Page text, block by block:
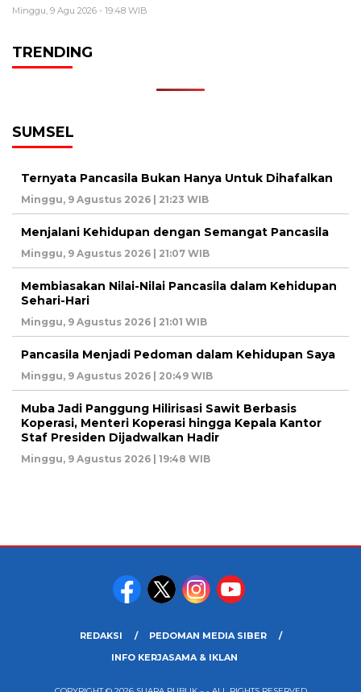
Minggu, 9 Agu 2026 - 19:48 WIB
TRENDING
SUMSEL
Ternyata Pancasila Bukan Hanya Untuk Dihafalkan
Minggu, 9 Agustus 2026 | 21:23 WIB
Menjalani Kehidupan dengan Semangat Pancasila
Minggu, 9 Agustus 2026 | 21:07 WIB
Membiasakan Nilai-Nilai Pancasila dalam Kehidupan
Sehari-Hari
Minggu, 9 Agustus 2026 | 21:01 WIB
Pancasila Menjadi Pedoman dalam Kehidupan Saya
Minggu, 9 Agustus 2026 | 20:49 WIB
Muba Jadi Panggung Hilirisasi Sawit Berbasis
Koperasi, Menteri Koperasi hingga Kepala Kantor
Staf Presiden Dijadwalkan Hadir
Minggu, 9 Agustus 2026 | 19:48 WIB
REDAKSI
PEDOMAN MEDIA SIBER
INFO KERJASAMA & IKLAN